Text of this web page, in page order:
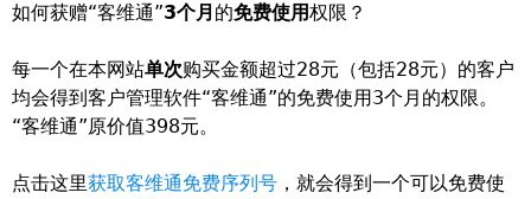
如何获赠“客维通”3个月 的免费使用权限？
每一个在本网站单次购买金额超过28元（包括28元）的客户
均会得到客户管理软件“客维通”的免费使用3个月的权限。
“客维通”原价值398元。
点击这里获取客维通免费序列号 ，就会得到一个可以免费使